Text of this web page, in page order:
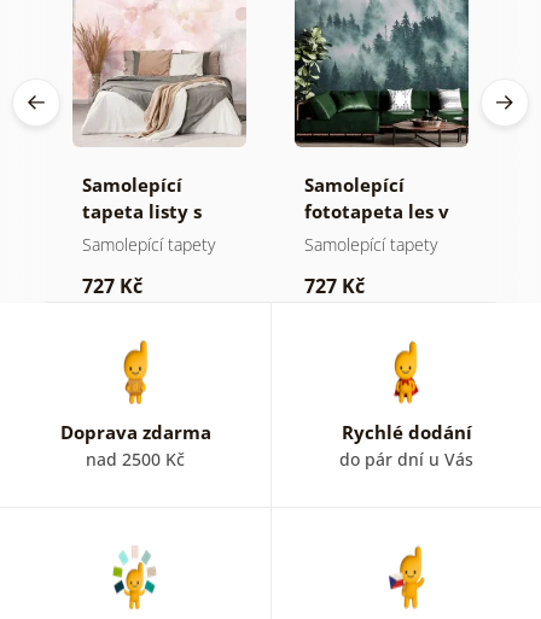
Samolepící
tapeta listy s
pastelovým
Samolepící tapety
727 Kč
Samolepící
fototapeta les v
mlze
Samolepící tapety
727 Kč
Doprava zdarma
nad 2500 Kč
Rychlé dodání
do pár dní u Vás